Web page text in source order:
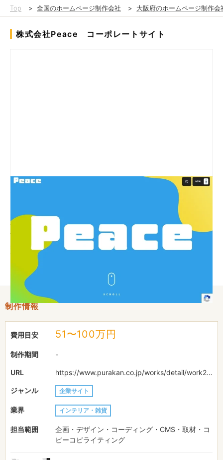
Top > 全国のホームページ制作会社 > 大阪府のホームページ制作会
株式会社Peace コーポレートサイト
デザインを考えるにあたっては「面白いもの」というコンセプト
を実現すべく、個性的なデザインと、諸条件の中での実装可能な
アニメーションとの兼ね合いに苦労しました。何度かデザイン案
や動きのイメージを見てもらい、やりとりを重ねました。
サイト設計としては、Peace様の思いやコンセプトが感覚的かつ
具体的にちゃんと伝わることと、取り扱い商品のバラエティ感じ
てもらうこと、ちょっとしたアニメーションで楽しく見てもらえ
ること、などを大切にしました。
制作情報
費用目安 51〜100万円
制作期間 -
URL https://www.purakan.co.jp/works/detail/work242.html
ジャンル 企業サイト
業界 インテリア・雑貨
担当範囲
企画・デザイン・コーディング・CMS・取材・コ
ピーコピライティング